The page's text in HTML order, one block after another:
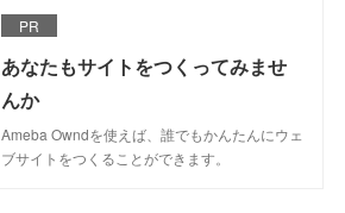
PR
あなたもサイトをつくってみませ
んか
Ameba Owndを使えば、誰でもかんたんにウェ
ブサイトをつくることができます。